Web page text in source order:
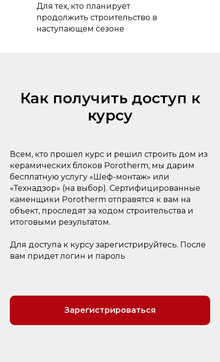
Для тех, кто планирует
продолжить строительство в
наступающем сезоне
Как получить доступ к
курсу
Всем, кто прошел курс и решил строить дом из
керамических блоков Porotherm, мы дарим
бесплатную услугу «Шеф-монтаж» или
«Технадзор» (на выбор). Сертифицированные
каменщики Porotherm отправятся к вам на
объект, проследят за ходом строительства и
итоговыми результатом.
Для доступа к курсу зарегистрируйтесь. После
вам придет логин и пароль
Зарегистрироваться